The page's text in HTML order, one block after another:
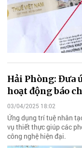
Hải Phòng: Đưa
hoạt động báo
03/04/2025 18:02
Ứng dụng trí tuệ nhân
vụ thiết thực giúp các
công nghệ hiện đại.